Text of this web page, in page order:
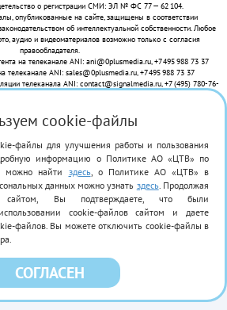
о регистрации СМИ: ЭЛ № ФС 77 — 62 104.
опубликованные на сайте, защищены в соответствии
об интеллектуальной собственности. Любое
аудио и видеоматериалов возможно только с согласия
правообладателя.
на телеканале ANI: ani@0plusmedia.ru, +7 495 988 73 37
телеканале ANI: sales@0plusmedia.ru, +7 495 988 73 37
телеканала ANI: contact@signalmedia.ru,+7 (495) 780-76-
cookie-файлы
файлы для улучшения работы и пользования
информацию о Политике АО «ЦТВ» по
можно найти здесь, о Политике АО «ЦТВ» в
данных можно узнать здесь. Продолжая
сайтом, Вы подтверждаете, что были
cookie-файлов сайтом и даете
файлов. Вы можете отключить cookie-файлы в
СОГЛАСЕН